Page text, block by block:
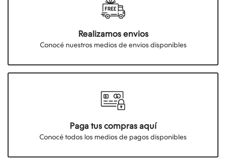
Realizamos envios
Conocé nuestros medios de envios disponibles
Paga tus compras aquí
Conocé todos los medios de pagos disponibles